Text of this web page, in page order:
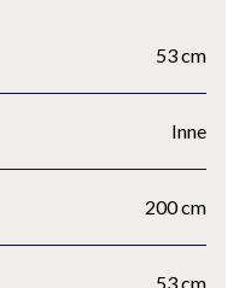
53 cm
Inne
200 cm
53 cm